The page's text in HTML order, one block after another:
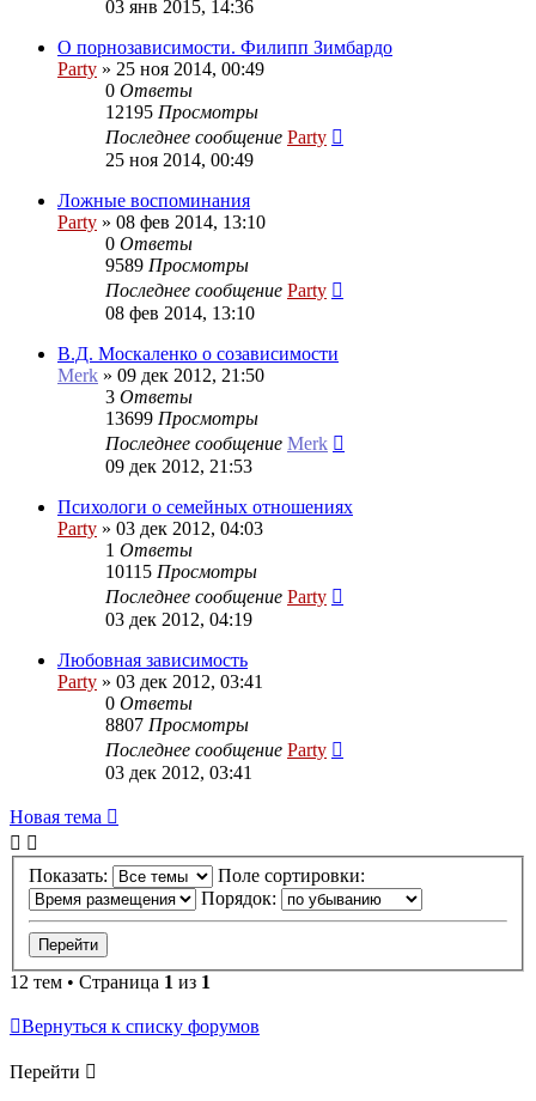
03 янв 2015, 14:36
О порнозависимости. Филипп Зимбардо
Party » 25 ноя 2014, 00:49
0 Ответы
12195 Просмотры
Последнее сообщение Party
25 ноя 2014, 00:49
Ложные воспоминания
Party » 08 фев 2014, 13:10
0 Ответы
9589 Просмотры
Последнее сообщение Party
08 фев 2014, 13:10
В.Д. Москаленко о созависимости
Merk » 09 дек 2012, 21:50
3 Ответы
13699 Просмотры
Последнее сообщение Merk
09 дек 2012, 21:53
Психологи о семейных отношениях
Party » 03 дек 2012, 04:03
1 Ответы
10115 Просмотры
Последнее сообщение Party
03 дек 2012, 04:19
Любовная зависимость
Party » 03 дек 2012, 03:41
0 Ответы
8807 Просмотры
Последнее сообщение Party
03 дек 2012, 03:41
Новая
тема
Новая тема
Показать:
Поле сортировки:
Порядок:
12 тем • Страница 1 из 1
Вернуться к списку форумов
Перейти